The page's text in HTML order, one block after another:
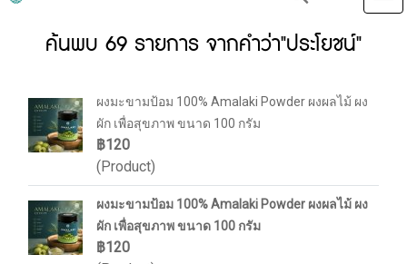
ค้นพบ 69 รายการ จากคำว่า"ประโยชน์"
ผงมะขามป้อม 100% Amalaki Powder ผงผลไม้ ผง
ผัก เพื่อสุขภาพ ขนาด 100 กรัม
฿120
(Product)
ผงมะขามป้อม 100% Amalaki Powder ผงผลไม้ ผง
ผัก เพื่อสุขภาพ ขนาด 100 กรัม
฿120